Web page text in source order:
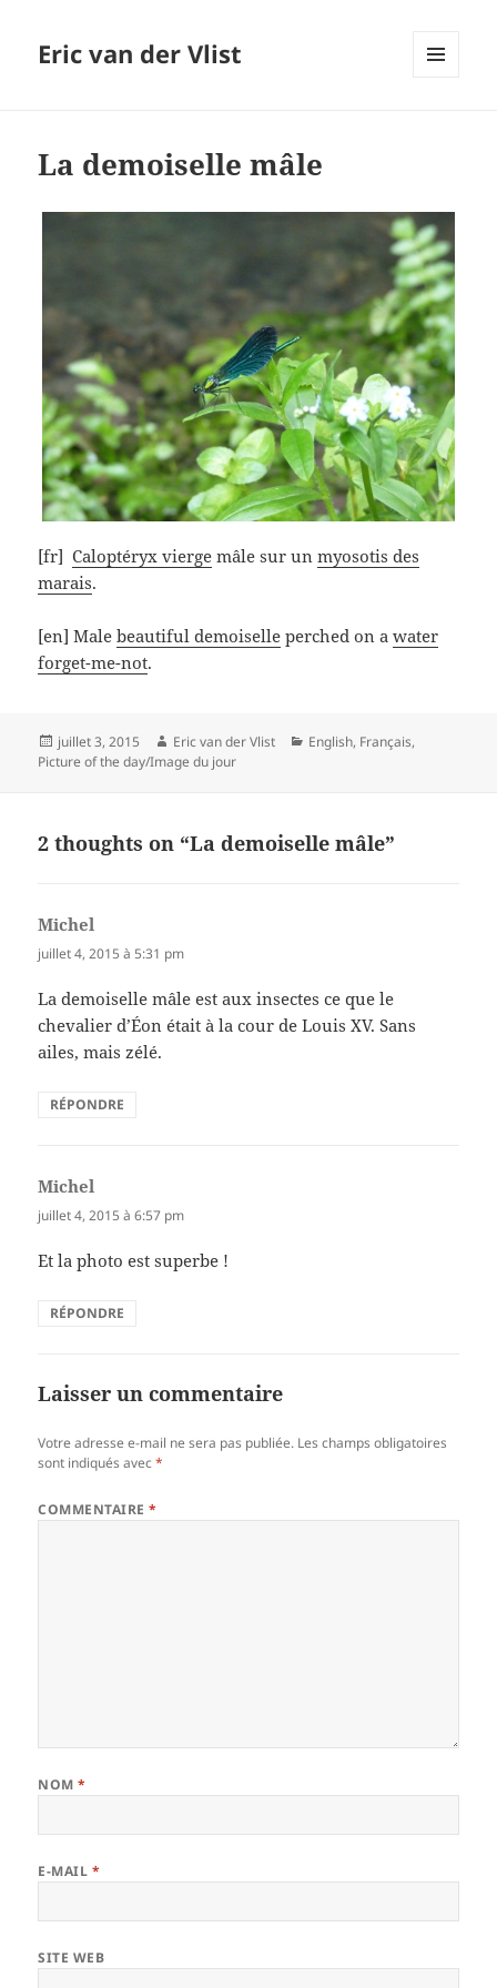
Eric van der Vlist
La demoiselle mâle
[fr]Caloptéryx vierge mâle sur unmyosotis des
marais.
[en] Malebeautiful demoiselle perched on awater
forget-me-not.
Posted
on
juillet 3, 2015 Author
Eric van der Vlist Categories
English, Français,
Picture of the day/Image du jour
2 thoughts on “La demoiselle mâle”
Michel
juillet 4, 2015 à 5:31 pm
La demoiselle mâle est aux insectes ce que le
chevalier d’Éon était à la cour de Louis XV. Sans
ailes, mais zélé.
RÉPONDRE
Michel
juillet 4, 2015 à 6:57 pm
Et la photo est superbe !
RÉPONDRE
Laisser un commentaire
Votre adresse e-mail ne sera pas publiée. Les champs obligatoires
sont indiqués avec*
COMMENTAIRE*
NOM*
E-MAIL *
SITE WEB